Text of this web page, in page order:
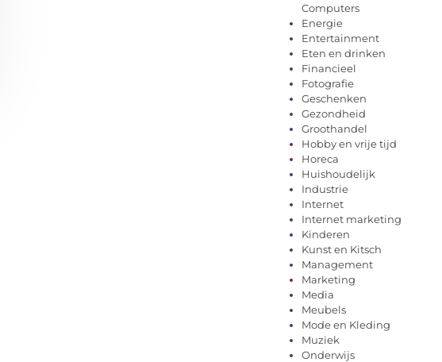
Computers
Energie
Entertainment
Eten en drinken
Financieel
Fotografie
Geschenken
Gezondheid
Groothandel
Hobby en vrije tijd
Horeca
Huishoudelijk
Industrie
Internet
Internet marketing
Kinderen
Kunst en Kitsch
Management
Marketing
Media
Meubels
Mode en Kleding
Muziek
Onderwijs